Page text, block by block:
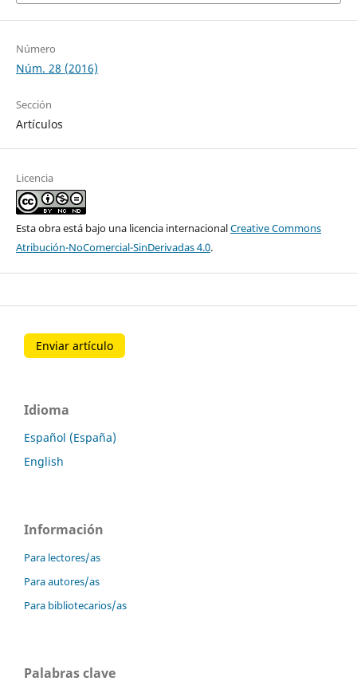
Número
Núm. 28 (2016)
Sección
Artículos
Licencia
Esta obra está bajo una licencia internacionalCreative Commons
Atribución-NoComercial-SinDerivadas 4.0.
Enviar artículo
Idioma
Español (España)
English
Información
Para lectores/as
Para autores/as
Para bibliotecarios/as
Palabras clave